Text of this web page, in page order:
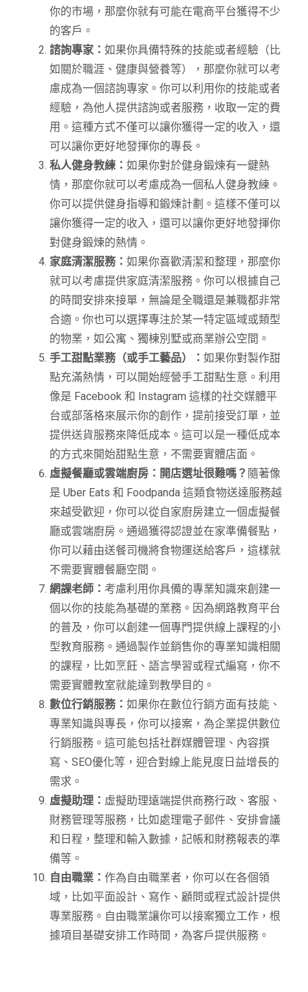
你的市場，那麼你就有可能在電商平台獲得不少
的客戶。
諮詢專家：如果你具備特殊的技能或者經驗（比
如關於職涯、健康與營養等），那麼你就可以考
慮成為一個諮詢專家。你可以利用你的技能或者
經驗，為他人提供諮詢或者服務，收取一定的費
用。這種方式不僅可以讓你獲得一定的收入，還
可以讓你更好地發揮你的專長。
私人健身教練：如果你對於健身鍛煉有一鍵熱
情，那麼你就可以考慮成為一個私人健身教練。
你可以提供健身指導和鍛煉計劃。這樣不僅可以
讓你獲得一定的收入，還可以讓你更好地發揮你
對健身鍛煉的熱情。
家庭清潔服務：如果你喜歡清潔和整理，那麼你
就可以考慮提供家庭清潔服務。你可以根據自己
的時間安排來接單，無論是全職還是兼職都非常
合適。你也可以選擇專注於某一特定區域或類型
的物業，如公寓、獨棟別墅或商業辦公空間。
手工甜點業務（或手工藝品）：如果你對製作甜
點充滿熱情，可以開始經營手工甜點生意。利用
像是 Facebook 和 Instagram 這樣的社交媒體平
台或部落格來展示你的創作，提前接受訂單，並
提供送貨服務來降低成本。這可以是一種低成本
的方式來開始甜點生意，不需要實體店面。
虛擬餐廳或雲端廚房：開店選址很難嗎？ 隨著像
是 Uber Eats 和 Foodpanda 這類食物送達服務越
來越受歡迎，你可以從自家廚房建立一個虛擬餐
廳或雲端廚房。通過獲得認證並在家準備餐點，
你可以藉由送餐司機將食物運送給客戶，這樣就
不需要實體餐廳空間。
網課老師：考慮利用你具備的專業知識來創建一
個以你的技能為基礎的業務。因為網路教育平台
的普及，你可以創建一個專門提供線上課程的小
型教育服務。通過製作並銷售你的專業知識相關
的課程，比如烹飪、語言學習或程式編寫，你不
需要實體教室就能達到教學目的。
數位行銷服務：如果你在數位行銷方面有技能、
專業知識與專長，你可以接案，為企業提供數位
行銷服務。這可能包括社群媒體管理、內容撰
寫、SEO優化等，迎合對線上能見度日益增長的
需求。
虛擬助理： 虛擬助理遠端提供商務行政、客服、
財務管理等服務，比如處理電子郵件、安排會議
和日程，整理和輸入數據，記帳和財務報表的準
備等。
自由職業：作為自由職業者，你可以在各個領
域，比如平面設計、寫作、顧問或程式設計提供
專業服務。自由職業讓你可以接案獨立工作，根
據項目基礎安排工作時間，為客戶提供服務。